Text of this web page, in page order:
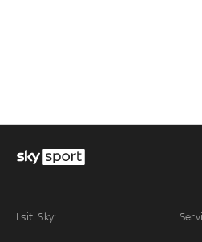
I siti Sky: